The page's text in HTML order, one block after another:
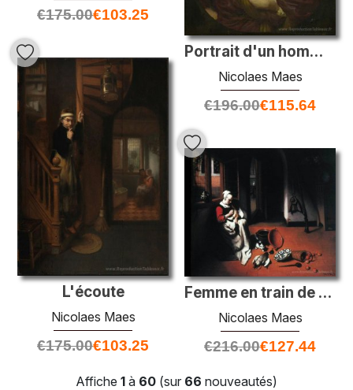
€175.00€103.25
Portrait d'un homme dans une perruque noire
Nicolaes Maes
€196.00€115.64
L'écoute
Nicolaes Maes
€175.00€103.25
Femme en train de cueillir un canard
Nicolaes Maes
€216.00€127.44
Affiche 1 à 60 (sur 66 nouveautés)